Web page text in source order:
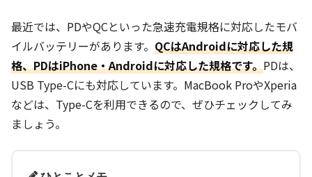
最近では、PDやQCといった急速充電規格に対応したモバ
イルバッテリーがあります。 QCはAndroidに対応した規
格、PDはiPhone・Androidに対応した規格です。PDは、
USB Type-Cにも対応しています。MacBook ProやXperia
などは、Type-Cを利用できるので、ぜひチェックしてみ
ましょう。